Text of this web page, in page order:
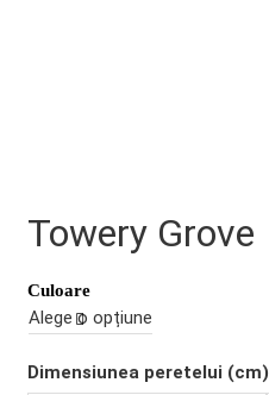
Towery Grove
Culoare
Dimensiunea peretelui (cm)